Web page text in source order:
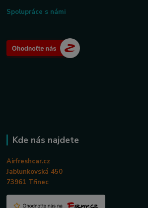
Spolupráce s námi
Kde nás najdete
Airfreshcar.cz
Jablunkovská 450
73961 Třinec